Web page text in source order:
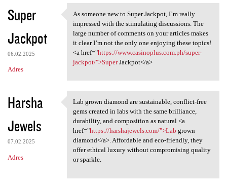
Super
Jackpot
06.02.2025
Adres
As someone new to Super
As someone new to Super Jackpot, I’m really
impressed with the stimulating discussions. The
large number of comments on your articles makes
it clear I’m not the only one enjoying these topics!
<a href="https://www.casinoplus.com.ph/super-
jackpot/">SuperJackpot</a>
Harsha
Jewels
07.02.2025
Adres
Lab grown diamond are
Lab grown diamond are sustainable, conflict-free
gems created in labs with the same brilliance,
durability, and composition as natural <a
href="https://harshajewels.com/">Lab grown
diamond</a>. Affordable and eco-friendly, they
offer ethical luxury without compromising quality
or sparkle.